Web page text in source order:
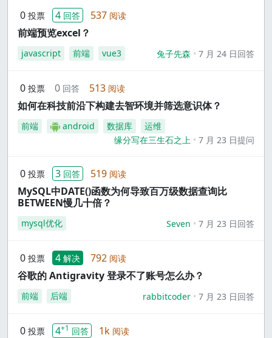
0 投票 4 回答 537 阅读
前端预览excel？
javascript 前端 vue3 兔子先森 7 月 24 日回答
0 投票 0 回答 513 阅读
如何在科技前沿下构建去智环境并筛选意识体？
前端 android 数据库
运维
缘分写在三生石之上
7 月 23 日提问
0 投票 3 回答 519 阅读
MySQL中DATE()函数为何导致百万级数据查询比
BETWEEN慢几十倍？
mysql优化 Seven 7 月 23 日回答
0 投票 4 解决 792 阅读
谷歌的 Antigravity 登录不了账号怎么办？
前端 后端 rabbitcoder 7 月 23 日回答
0 投票 4+1 回答 1k 阅读